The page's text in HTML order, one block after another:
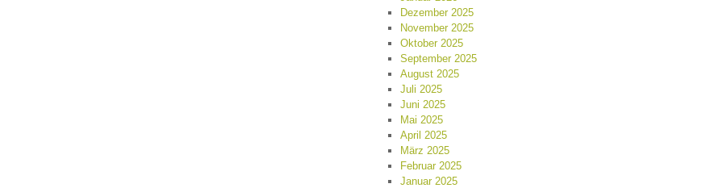
Dezember 2025
November 2025
Oktober 2025
September 2025
August 2025
Juli 2025
Juni 2025
Mai 2025
April 2025
März 2025
Februar 2025
Januar 2025